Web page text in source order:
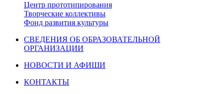
Центр прототипирования
Творческие коллективы
Фонд развития культуры
СВЕДЕНИЯ ОБ ОБРАЗОВАТЕЛЬНОЙ
ОРГАНИЗАЦИИ
НОВОСТИ И АФИШИ
КОНТАКТЫ